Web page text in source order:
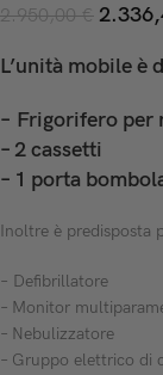
2.950,00€
L’unità mobile è
– Frigorifero per
– 2 cassetti
– 1 porta
Inoltre è predisposta
– Defibrillatore
– Monitor
– Nebulizzatore
– Gruppo elettrico di